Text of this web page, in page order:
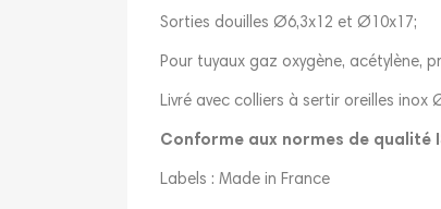
Sorties douilles Ø6,3x12 et Ø10x17;
Pour tuyaux gaz oxygène, acétylène,
Livré avec colliers à sertir oreilles inox
Conforme aux normes de qualité
Labels : Made in France